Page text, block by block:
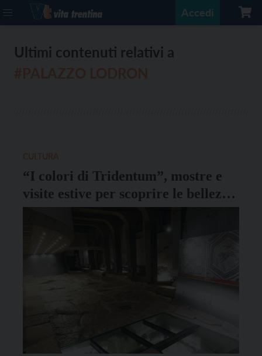
Accedi
Ultimi contenuti relativi a
“I colori di Tridentum”, mostre e
visite estive per scoprire le bellezze
archeologiche